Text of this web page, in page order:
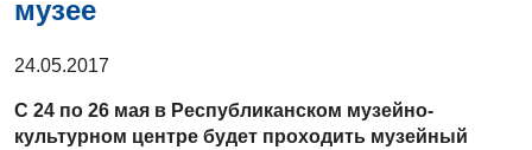
музее
24.05.2017
С 24 по 26 мая в Республиканском музейно-
культурном центре будет проходить музейный